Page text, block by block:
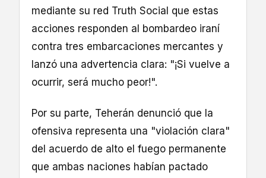
mediante su red Truth Social que estas
acciones responden al bombardeo iraní
contra tres embarcaciones mercantes y
lanzó una advertencia clara: "¡Si vuelve a
ocurrir, será mucho peor!".
Por su parte, Teherán denunció que la
ofensiva representa una "violación clara"
del acuerdo de alto el fuego permanente
que ambas naciones habían pactado